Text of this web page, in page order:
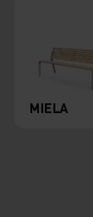
MIELA